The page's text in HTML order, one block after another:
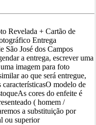
Revelada + Cartão de
Entrega
São José dos Campos
a entrega, escrever uma
imagem para foto
ao que será entregue,
característicasO modelo de
As cores do enfeite é
( homem /
a substituição por
ou superior